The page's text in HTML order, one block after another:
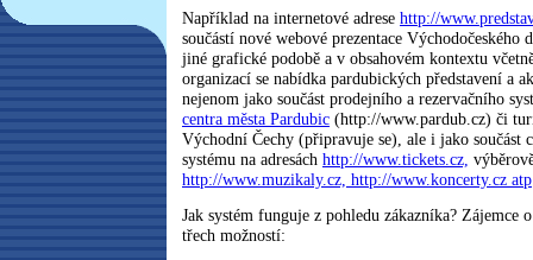
Například na internetové adrese http://
součástí nové webové prezentace
jiné grafické podobě a v obsahovém kontextu
organizací se nabídka pardubických představení a
nejenom jako součást prodejního a rezervačního
centra města Pardubic (http://www.pardub.cz) či
Východní Čechy (připravuje se), ale i jako součást
systému na adresách http://www.tickets.cz,
http://www.muzikaly.cz, http://www.koncerty.cz atp
Jak systém funguje z pohledu zákazníka? Zájemce
třech možností: